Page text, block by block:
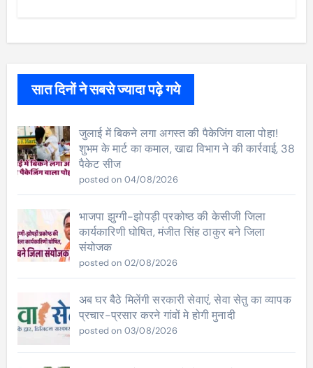
सात दिनों ने सबसे ज्यादा पढ़े गये
जुलाई में बिकने लगा अगस्त की पैकेजिंग वाला पोहा!
शुभम के मार्ट का कमाल, खाद्य विभाग ने की कार्रवाई, 38
पैकेट सीज
posted on 04/08/2026
भाजपा झुग्गी-झोपड़ी प्रकोष्ठ की केसीजी जिला
कार्यकारिणी घोषित, मंजीत सिंह ठाकुर बने जिला
संयोजक
posted on 02/08/2026
अब घर बैठे मिलेंगी सरकारी सेवाएं, सेवा सेतु का व्यापक
प्रचार-प्रसार करने गांवों मे होगी मुनादी
posted on 03/08/2026